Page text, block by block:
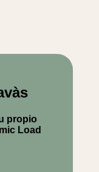
propio
Load